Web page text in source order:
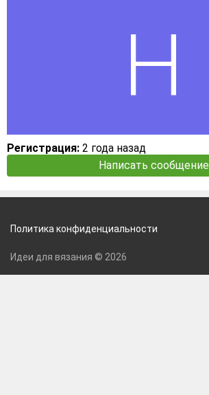
Регистрация: 2 года назад
Написать сообщение
Политика конфиденциальности
Идеи для вязания © 2026